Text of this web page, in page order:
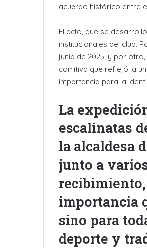
acuerdo histórico entre
El acto, que se
institucionales del club.
junio de 2025, y por otro,
comitiva que reflejó la
importancia para la
La
escalinatas
la alcaldesa
junto a
importancia
sino para
deporte y